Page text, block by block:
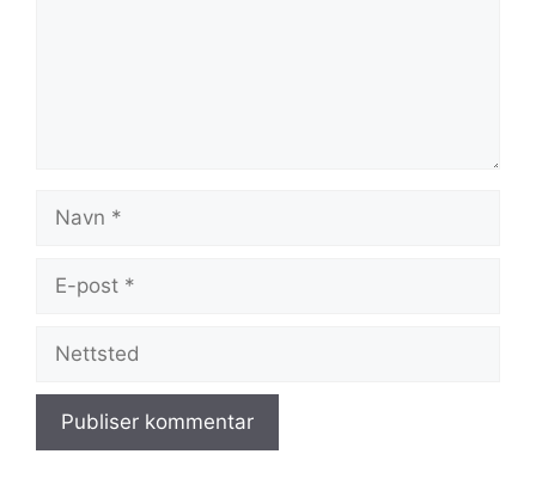
Navn
Nettsted